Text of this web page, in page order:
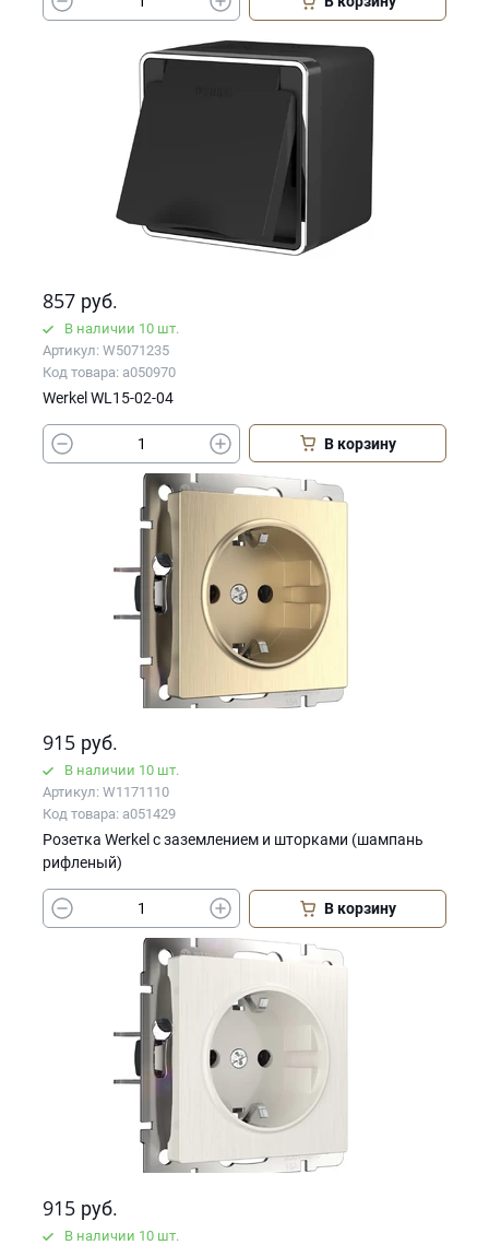
857 руб.
В наличии 10 шт.
Артикул: W5071235
Код товара: a050970
Werkel WL15-02-04
В корзину
915 руб.
В наличии 10 шт.
Артикул: W1171110
Код товара: a051429
Розетка Werkel с заземлением и шторками (шампань
рифленый)
В корзину
915 руб.
В наличии 10 шт.